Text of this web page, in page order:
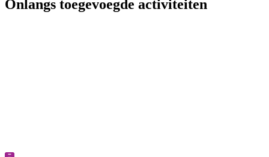
Onlangs toegevoegde activiteiten